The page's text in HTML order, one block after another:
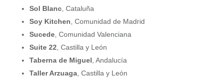
Sol Blanc, Cataluña
Soy Kitchen , Comunidad de Madrid
Sucede, Comunidad Valenciana
Suite 22 , Castilla y León
Taberna de Miguel , Andalucía
Taller Arzuaga, Castilla y León